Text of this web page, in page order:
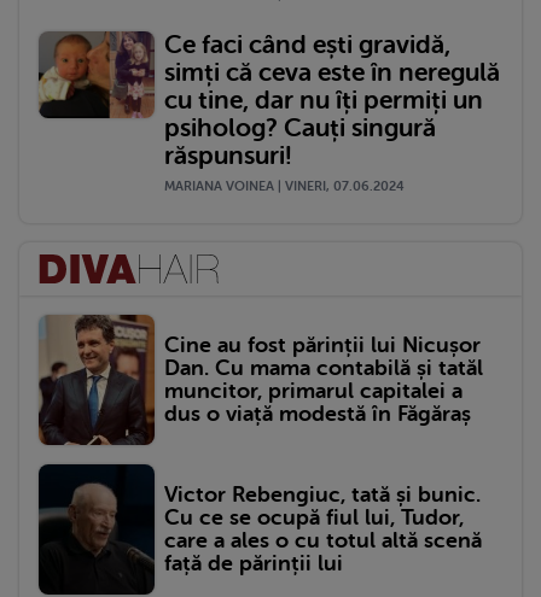
Ce faci când ești gravidă,
simți că ceva este în neregulă
cu tine, dar nu îți permiți un
psiholog? Cauți singură
răspunsuri!
MARIANA VOINEA | VINERI, 07.06.2024
Cine au fost părinții lui Nicușor
Dan. Cu mama contabilă și tatăl
muncitor, primarul capitalei a
dus o viață modestă în Făgăraș
Victor Rebengiuc, tată și bunic.
Cu ce se ocupă fiul lui, Tudor,
care a ales o cu totul altă scenă
față de părinții lui